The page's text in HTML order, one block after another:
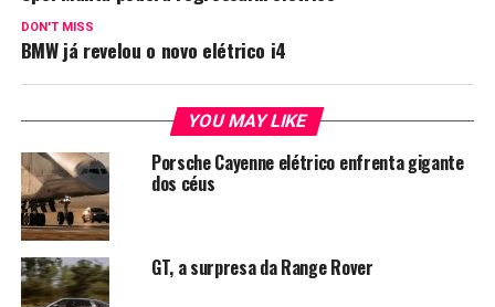
DON'T MISS
BMW já revelou o novo elétrico i4
YOU MAY LIKE
Porsche Cayenne elétrico enfrenta gigante
dos céus
GT, a surpresa da Range Rover